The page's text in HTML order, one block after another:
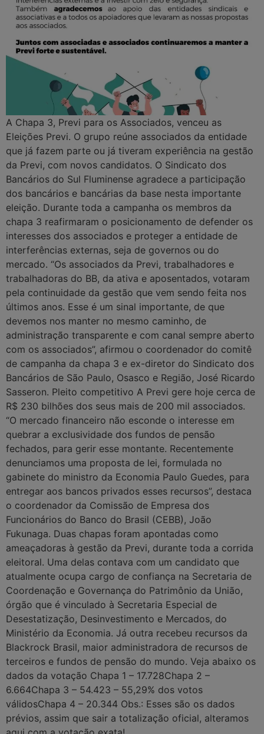
A Chapa 3, Previ para os Associados, venceu as
Eleições Previ. O grupo reúne associados da entidade
que já fazem parte ou já tiveram experiência na gestão
da Previ, com novos candidatos. O Sindicato dos
Bancários do Sul Fluminense agradece a participação
dos bancários e bancárias da base nesta importante
eleição. Durante toda a campanha os membros da
chapa 3 reafirmaram o posicionamento de defender os
interesses dos associados e proteger a entidade de
interferências externas, seja de governos ou do
mercado. “Os associados da Previ, trabalhadores e
trabalhadoras do BB, da ativa e aposentados, votaram
pela continuidade da gestão que vem sendo feita nos
últimos anos. Esse é um sinal importante, de que
devemos nos manter no mesmo caminho, de
administração transparente e com canal sempre aberto
com os associados”, afirmou o coordenador do comitê
de campanha da chapa 3 e ex-diretor do Sindicato dos
Bancários de São Paulo, Osasco e Região, José Ricardo
Sasseron. Pleito competitivo A Previ gere hoje cerca de
R$ 230 bilhões dos seus mais de 200 mil associados.
“O mercado financeiro não esconde o interesse em
quebrar a exclusividade dos fundos de pensão
fechados, para gerir esse montante. Recentemente
denunciamos uma proposta de lei, formulada no
gabinete do ministro da Economia Paulo Guedes, para
entregar aos bancos privados esses recursos”, destaca
o coordenador da Comissão de Empresa dos
Funcionários do Banco do Brasil (CEBB), João
Fukunaga. Duas chapas foram apontadas como
ameaçadoras à gestão da Previ, durante toda a corrida
eleitoral. Uma delas contava com um candidato que
atualmente ocupa cargo de confiança na Secretaria de
Coordenação e Governança do Patrimônio da União,
órgão que é vinculado à Secretaria Especial de
Desestatização, Desinvestimento e Mercados, do
Ministério da Economia. Já outra recebeu recursos da
Blackrock Brasil, maior administradora de recursos de
terceiros e fundos de pensão do mundo. Veja abaixo os
dados da votação Chapa 1 – 17.728Chapa 2 –
6.664Chapa 3 – 54.423 – 55,29% dos votos
válidosChapa 4 – 20.344 Obs.: Esses são os dados
prévios, assim que sair a totalização oficial, alteramos